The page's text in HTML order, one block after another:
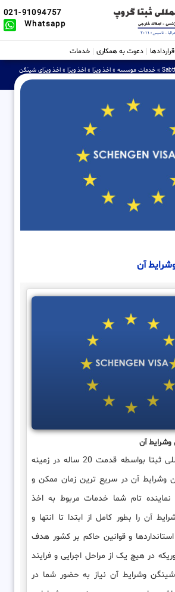
021-91094757
Whatsapp
دعوت به همکاری خدمات
» خدمات موسسه » اخذ ویزا » اخذ ویزا » اخذ ویزای شینگن
آن
وشرایط آن
موسسه بین المللی ثبتا بواسطه قدمت 20 ساله در زمینه
وشرایط آن در سریع ترین زمان ممکن و
نماینده تام شما خدمات مربوط به اخذ
آن را بطور کامل از ابتدا تا انتها و
و قوانین حاکم بر کشور هدف
در هیچ یک از مراحل اجرایی و فرایند
شینگن وشرایط آن نیاز به حضور شما در